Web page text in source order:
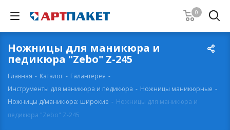
0
Ножницы для маникюра и
педикюра "Zebo" Z-245
Главная - Каталог - Галантерея -
Инструменты для маникюра и педикюра - Ножницы маникюрные -
Ножницы д/маникюра: широкие - Ножницы для маникюра и
педикюра "Zebo" Z-245